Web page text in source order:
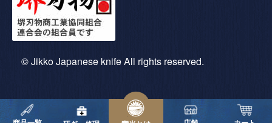
© Jikko Japanese knife All rights reserved.